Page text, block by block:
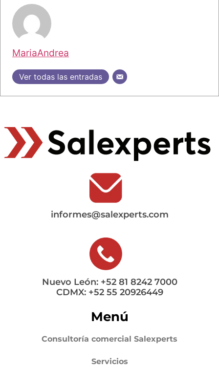
MariaAndrea
Ver todas las entradas
informes@salexperts.com
Nuevo León: +52 81 8242 7000
CDMX: +52 55 20926449
Menú
Consultoría comercial Salexperts
Servicios